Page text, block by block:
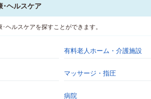
･ヘルスケア
ヘルスケアを探すことができます。
有料老人ホーム・介護施設
マッサージ・指圧
病院